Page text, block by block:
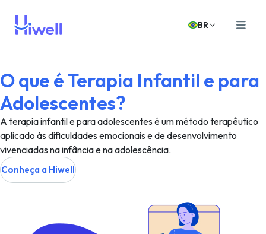
BR
O que é Terapia Infantil e para
Adolescentes?
A terapia infantil e para adolescentes é um método terapêutico
aplicado às dificuldades emocionais e de desenvolvimento
vivenciadas na infância e na adolescência.
Conheça a Hiwell